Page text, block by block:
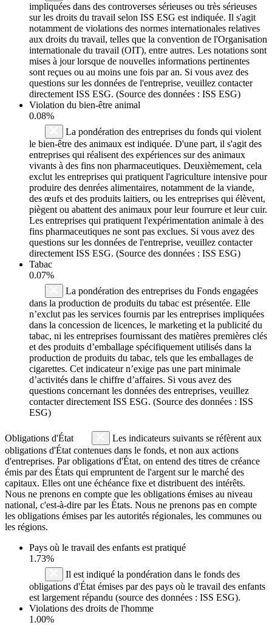
impliquées dans des controverses sérieuses ou très sérieuses
sur les droits du travail selon ISS ESG est indiquée. Il s'agit
notamment de violations des normes internationales relatives
aux droits du travail, telles que la convention de l'Organisation
internationale du travail (OIT), entre autres. Les notations sont
mises à jour lorsque de nouvelles informations pertinentes
sont reçues ou au moins une fois par an. Si vous avez des
questions sur les données de l'entreprise, veuillez contacter
directement ISS ESG. (Source des données : ISS ESG)
Violation du bien-être animal
0.08%
La pondération des entreprises du fonds qui violent
le bien-être des animaux est indiquée. D'une part, il s'agit des
entreprises qui réalisent des expériences sur des animaux
vivants à des fins non pharmaceutiques. Deuxièmement, cela
exclut les entreprises qui pratiquent l'agriculture intensive pour
produire des denrées alimentaires, notamment de la viande,
des œufs et des produits laitiers, ou les entreprises qui élèvent,
piègent ou abattent des animaux pour leur fourrure et leur cuir.
Les entreprises qui pratiquent l'expérimentation animale à des
fins pharmaceutiques ne sont pas exclues. Si vous avez des
questions sur les données de l'entreprise, veuillez contacter
directement ISS ESG. (Source des données : ISS ESG)
Tabac
0.07%
La pondération des entreprises du Fonds engagées
dans la production de produits du tabac est présentée. Elle
n’exclut pas les services fournis par les entreprises impliquées
dans la concession de licences, le marketing et la publicité du
tabac, ni les entreprises fournissant des matières premières clés
et des produits d’emballage spécifiquement utilisés dans la
production de produits du tabac, tels que les emballages de
cigarettes. Cet indicateur n’exige pas une part minimale
d’activités dans le chiffre d’affaires. Si vous avez des
questions concernant les données des entreprises, veuillez
contacter directement ISS ESG. (Source des données : ISS
ESG)
Obligations d'État
Les indicateurs suivants se réfèrent aux
obligations d'État contenues dans le fonds, et non aux actions
d'entreprises. Par obligations d'État, on entend des titres de créance
émis par des États qui empruntent de l'argent sur le marché des
capitaux. Elles ont une échéance fixe et distribuent des intérêts.
Nous ne prenons en compte que les obligations émises au niveau
national, c'est-à-dire par les États. Nous ne prenons pas en compte
les obligations émises par les autorités régionales, les communes ou
les régions.
Pays où le travail des enfants est pratiqué
1.73%
Il est indiqué la pondération dans le fonds des
obligations d'État émises par des pays où le travail des enfants
est largement répandu (source des données : ISS ESG).
Violations des droits de l'homme
1.00%